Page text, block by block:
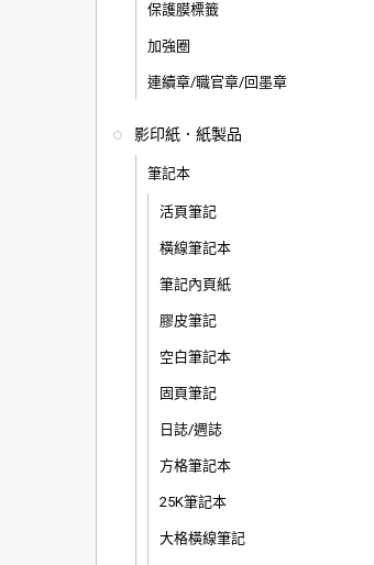
保護膜標籤
加強圈
連續章/職官章/回墨章
影印紙．紙製品
筆記本
活頁筆記
橫線筆記本
筆記內頁紙
膠皮筆記
空白筆記本
固頁筆記
日誌/週誌
方格筆記本
25K筆記本
大格橫線筆記